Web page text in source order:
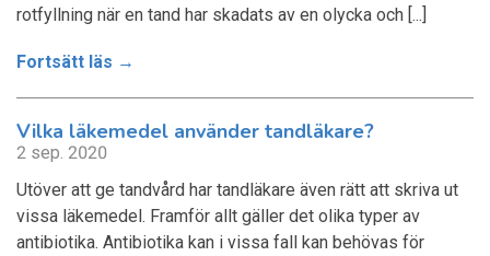
rotfyllning när en tand har skadats av en olycka och [...]
Fortsätt läs →
Vilka läkemedel använder tandläkare?
2 sep. 2020
Utöver att ge tandvård har tandläkare även rätt att skriva ut
vissa läkemedel. Framför allt gäller det olika typer av
antibiotika. Antibiotika kan i vissa fall kan behövas för